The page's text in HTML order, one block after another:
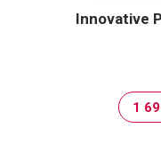
Innovative